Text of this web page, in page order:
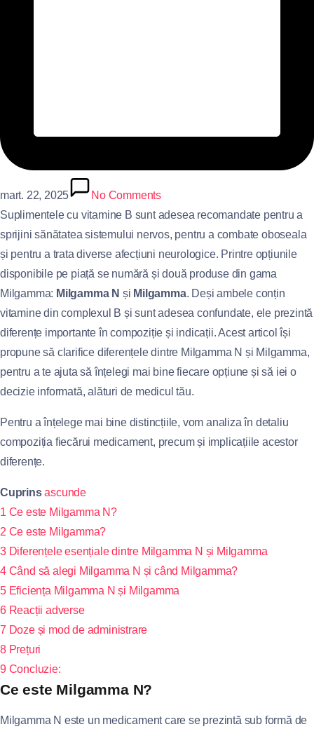
mart. 22, 2025
No Comments
Suplimentele cu vitamine B sunt adesea recomandate pentru a
sprijini sănătatea sistemului nervos, pentru a combate oboseala
și pentru a trata diverse afecțiuni neurologice. Printre opțiunile
disponibile pe piață se numără și două produse din gama
Milgamma: Milgamma N și Milgamma. Deși ambele conțin
vitamine din complexul B și sunt adesea confundate, ele prezintă
diferențe importante în compoziție și indicații. Acest articol își
propune să clarifice diferențele dintre Milgamma N și Milgamma,
pentru a te ajuta să înțelegi mai bine fiecare opțiune și să iei o
decizie informată, alături de medicul tău.
Pentru a înțelege mai bine distincțiile, vom analiza în detaliu
compoziția fiecărui medicament, precum și implicațiile acestor
diferențe.
Cuprins ascunde
1 Ce este Milgamma N?
2 Ce este Milgamma?
3 Diferențele esențiale dintre Milgamma N și Milgamma
4 Când să alegi Milgamma N și când Milgamma?
5 Eficiența Milgamma N și Milgamma
6 Reacții adverse
7 Doze și mod de administrare
8 Prețuri
9 Concluzie:
Ce este Milgamma N?
Milgamma N este un medicament care se prezintă sub formă de